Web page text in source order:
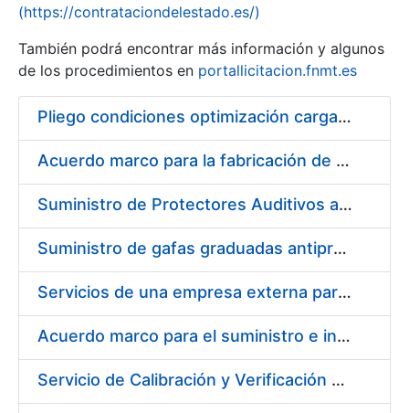
Erakutsi/Ezkutatu
(https://contrataciondelestado.es/)
También podrá encontrar más información y algunos
de los procedimientos en portallicitacion.fnmt.es
Pliego condiciones optimización cargas compras firmado
Acuerdo marco para la fabricación de piezas
Suministro de Protectores Auditivos a medida para las personas trabajadoras de los Centros de Trabajo de Madrid y Burgos
Suministro de gafas graduadas antiproyecciones para los trabajadores de la FNMT-RCM en los centros de trabajo de Madrid y Burgos
Servicios de una empresa externa para el asesoramiento y resolución de los recursos de alzada que se presentan relacionados con procesos de selección para la FNMT-RCM
Acuerdo marco para el suministro e instalación de persianas, estores y otros complementos
Servicio de Calibración y Verificación Externa de los Equipos de Medición del Servicio de Prevención de la FNMT-RCM